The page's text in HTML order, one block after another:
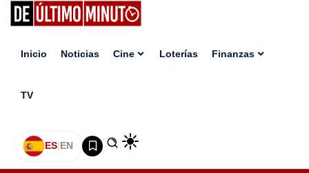
Inicio Noticias Cine Loterías Finanzas
TV
ES|EN